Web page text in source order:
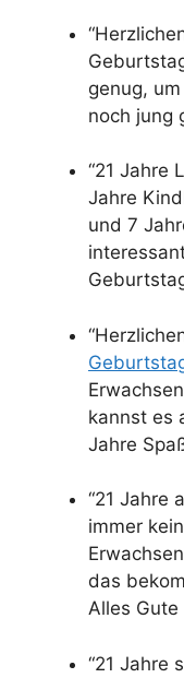
genug,
noch jung
“21 Jahre
Jahre
und 7
kannst es
Jahre
“21 Jahre
immer
das
Alles Gute
“21 Jahre